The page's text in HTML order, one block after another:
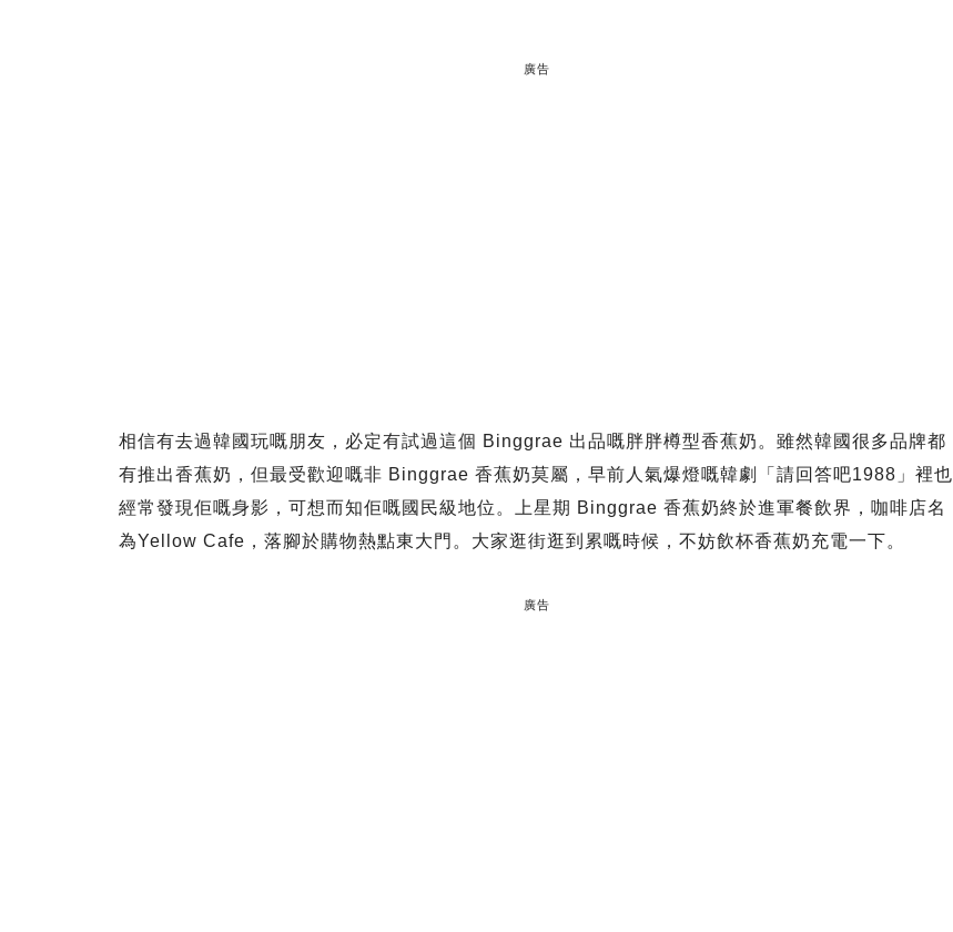
廣告
相信有去過韓國玩嘅朋友，必定有試過這個 Binggrae 出品嘅胖胖樽型香蕉奶。雖然韓國很多品牌都
有推出香蕉奶，但最受歡迎嘅非 Binggrae 香蕉奶莫屬 ，早前人氣爆燈嘅韓劇「請回答吧1988」裡也
經常發現佢嘅身影，可想而知佢嘅國民級地位。上星期 Binggrae 香蕉奶終於進軍餐飲界，咖啡店名
為Yellow Cafe，落腳於購物熱點東大門。大家逛街逛到累嘅時候，不妨飲杯香蕉奶充電一下。
廣告